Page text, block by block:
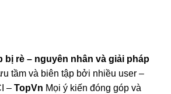
bị rè – nguyên nhân và giải pháp
tầm và biên tập bởi nhiều user –
– TopVn Mọi ý kiến đóng góp và